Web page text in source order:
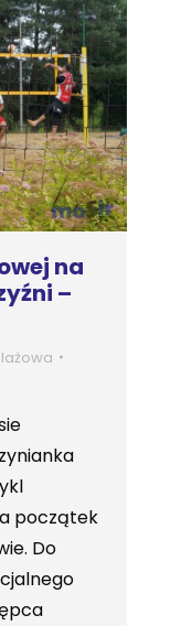
na
–
początek
Do